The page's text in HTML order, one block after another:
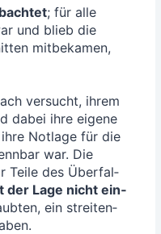
; für alle
und blieb die
mit­be­ka­men,
ver­sucht, ihrem
dabei ihre eige­ne
Not­la­ge für die
war. Die
Tei­le des Über­fal­
der Lage nicht ein­
ein strei­ten­